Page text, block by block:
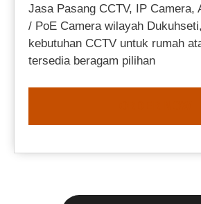
Jasa Pasang CCTV, IP Camera,
/ PoE Camera wilayah
kebutuhan CCTV untuk rumah
tersedia beragam pilihan